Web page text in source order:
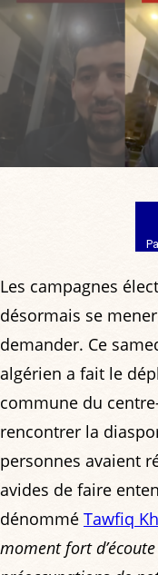
Les campagnes
désormais se
demander. Ce
algérien a fait le
commune du
rencontrer la
personnes avaient
avides de faire
dénommé Tawfiq
moment fort